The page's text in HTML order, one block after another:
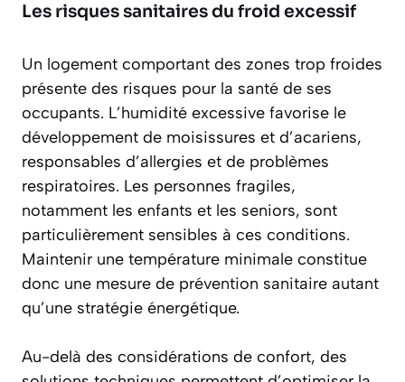
Les risques sanitaires du froid excessif
Un logement comportant des zones trop froides
présente des risques pour la santé de ses
occupants. L’humidité excessive favorise le
développement de moisissures et d’acariens,
responsables d’allergies et de problèmes
respiratoires. Les personnes fragiles,
notamment les enfants et les seniors, sont
particulièrement sensibles à ces conditions.
Maintenir une température minimale constitue
donc une mesure de prévention sanitaire autant
qu’une stratégie énergétique.
Au-delà des considérations de confort, des